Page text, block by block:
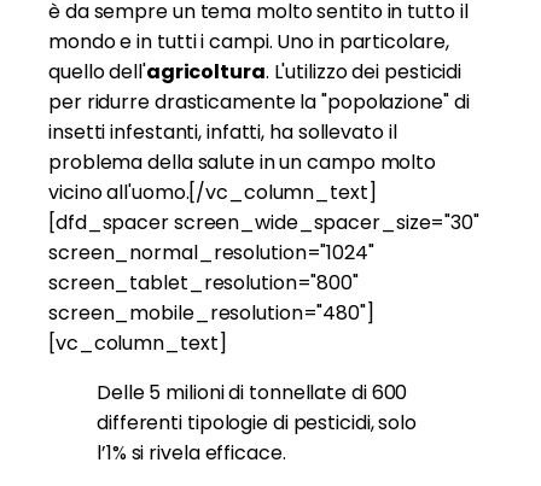
è da sempre un tema molto sentito in tutto il
mondo e in tutti i campi. Uno in particolare,
quello dell'agricoltura. L'utilizzo dei pesticidi
per ridurre drasticamente la "popolazione" di
insetti infestanti, infatti, ha sollevato il
problema della salute in un campo molto
vicino all'uomo.[/vc_column_text]
[dfd_spacer screen_wide_spacer_size="30"
screen_normal_resolution="1024"
screen_tablet_resolution="800"
screen_mobile_resolution="480"]
[vc_column_text]
Delle 5 milioni di tonnellate di 600
differenti tipologie di pesticidi, solo
l’1% si rivela efficace.